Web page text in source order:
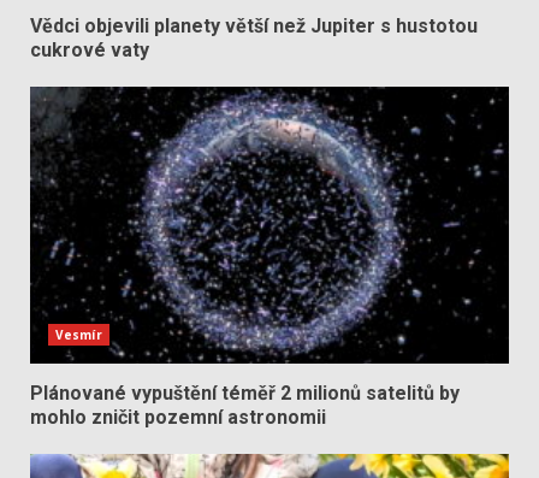
Vědci objevili planety větší než Jupiter s hustotou
cukrové vaty
Vesmír
Plánované vypuštění téměř 2 milionů satelitů by
mohlo zničit pozemní astronomii